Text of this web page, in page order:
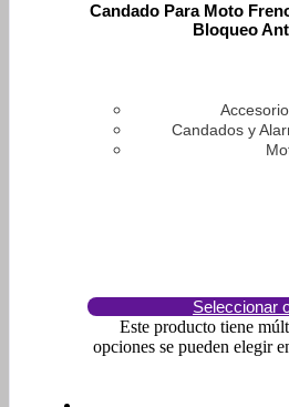
Candado Para Moto
Bloqueo
Candados y
Seleccionar
Este producto tiene
opciones se pueden elegir